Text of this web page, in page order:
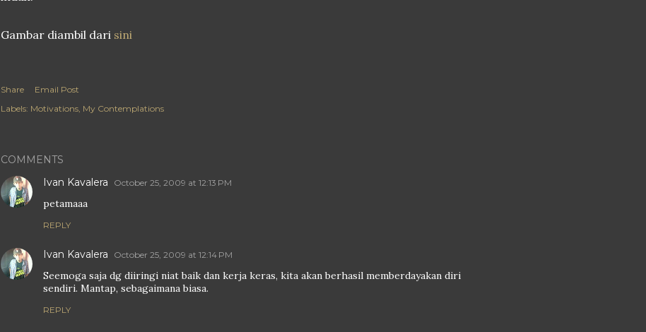
Gambar diambil dari sini
Share
Email Post
Labels: Motivations My Contemplations
COMMENTS
Ivan Kavalera
October 25, 2009 at 12:13 PM
petamaaa
REPLY
Ivan Kavalera October 25, 2009 at 12:14 PM
Seemoga saja dg diiringi niat baik dan kerja keras, kita akan berhasil memberdayakan diri
sendiri. Mantap, sebagaimana biasa.
REPLY